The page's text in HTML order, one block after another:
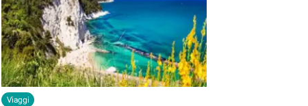
Viaggi